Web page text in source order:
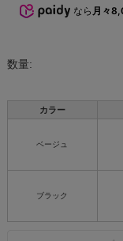
なら 月々
数量:
カラー
ベージュ
ブラック